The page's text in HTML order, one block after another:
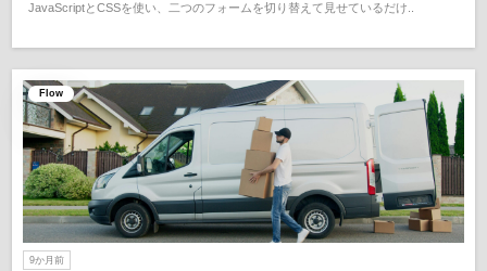
JavaScriptとCSSを使い、二つのフォームを切り替えて見せているだけ..
Flow
9か月前